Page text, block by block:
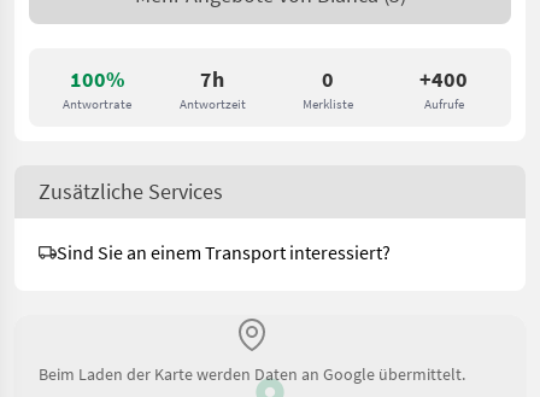
100%
Antwortrate
7h
Antwortzeit
0
Merkliste
+400
Aufrufe
Zusätzliche Services
Sind Sie an einem Transport interessiert?
Beim Laden der Karte werden Daten an Google übermittelt.